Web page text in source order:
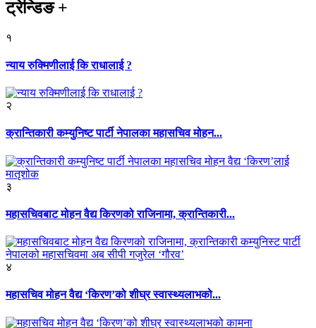
ट्रेन्डिङ+
१
न्याय रुक्मिणीलाई कि राधालाई ?
२
क्रान्तिकारी कम्युनिष्ट पार्टी नेपालका महासचिव मोहन...
३
महासचिवबाट मोहन वैद्य किरणको राजिनामा, क्रान्तिकारी...
४
महासचिव मोहन वैद्य ‘किरण’को शीघ्र स्वास्थ्यलाभको...